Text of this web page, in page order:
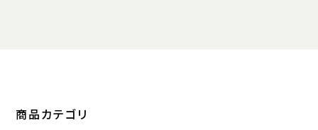
商品カテゴリ